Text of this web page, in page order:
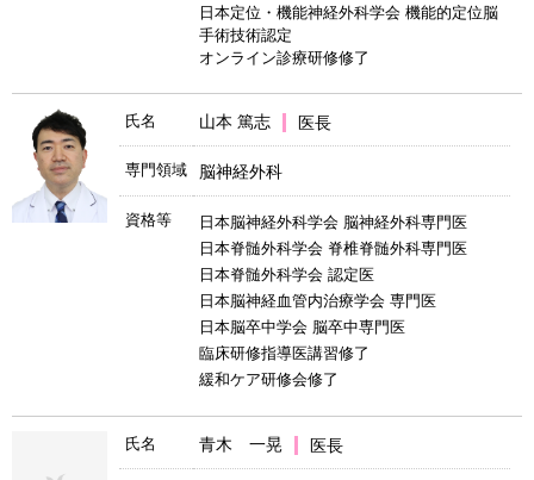
日本定位・機能神経外科学会 機能的定位脳
手術技術認定
オンライン診療研修修了
氏名 山本 篤志 医長
専門領域 脳神経外科
資格等
日本脳神経外科学会 脳神経外科専門医
日本脊髄外科学会 脊椎脊髄外科専門医
日本脊髄外科学会 認定医
日本脳神経血管内治療学会 専門医
日本脳卒中学会 脳卒中専門医
臨床研修指導医講習修了
緩和ケア研修会修了
氏名 青木 一晃 医長